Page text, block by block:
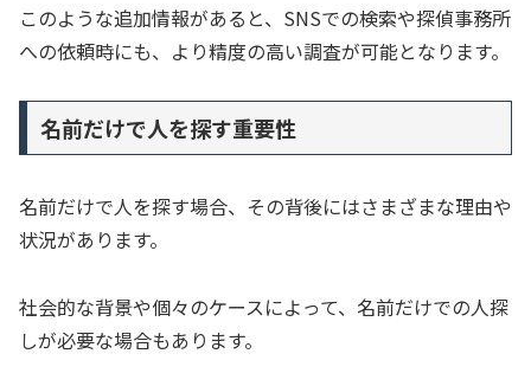
このような追加情報があると、SNSでの検索や探偵事務所
への依頼時にも、より精度の高い調査が可能となります。
名前だけで人を探す重要性
名前だけで人を探す場合、その背後にはさまざまな理由や
状況があります。
社会的な背景や個々のケースによって、名前だけでの人探
しが必要な場合もあります。